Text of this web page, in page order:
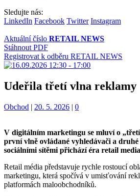
Sledujte nás:
LinkedIn Facebook Twitter Instagram
Aktuální číslo RETAIL NEWS
Stáhnout PDF
Registrovat k odběru RETAIL NEWS
Udeřila třetí vlna reklamy
Kategorie:
Obchod | 20. 5. 2026 | 0
V digitálním marketingu se mluví o
první vlně ovládané vyhledávači a
sociálními sítěmi přichází éra retail
Retail média představuje rychle rostoucí
marketingu, která spočívá v umisťování
platformách maloobchodníků.